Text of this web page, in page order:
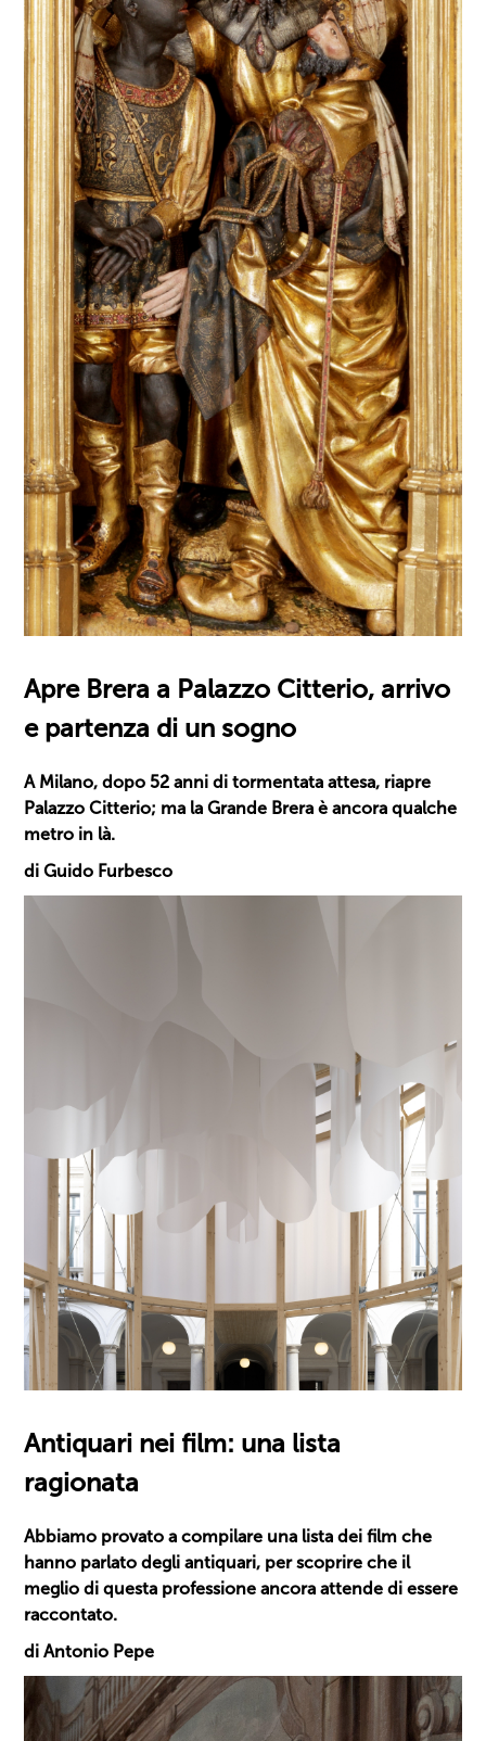
Apre Brera a Palazzo Citterio, arrivo
e partenza di un sogno
A Milano, dopo 52 anni di tormentata attesa, riapre
Palazzo Citterio; ma la Grande Brera è ancora qualche
metro in là.
di Guido Furbesco
Antiquari nei film: una lista
ragionata
Abbiamo provato a compilare una lista dei film che
hanno parlato degli antiquari, per scoprire che il
meglio di questa professione ancora attende di essere
raccontato.
di Antonio Pepe